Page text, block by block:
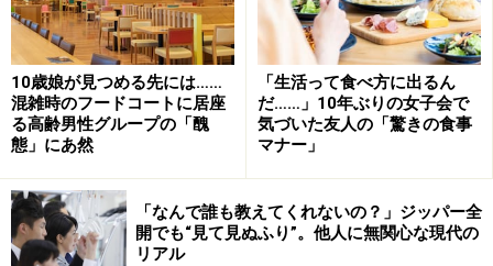
真逆の性格、反目しあうのではと不安に
結婚するときも、ふたりはそれぞれ実家に結婚すると伝
えて婚姻届を出してしまった。それからしばらくして、
時間ができたときに双方の親をレストランに招いて会わ
せた。お互いの実家にふたりで行くのが面倒だったか
ら、一気に会わせれば済むとリカコさんが提案、夫の母
が大賛成してレストランを予約してくれたのだという。
10歳娘が見つめる先には……
混雑時のフードコートに居座
る高齢男性グループの「醜
態」にあ然
「生活って食べ方に出るん
だ……」10年ぶりの女子会で
気づいた友人の「驚きの食事
マナー」
「なんで誰も教えてくれないの？」ジッパー全
開でも“見て見ぬふり”。他人に無関心な現代の
リアル